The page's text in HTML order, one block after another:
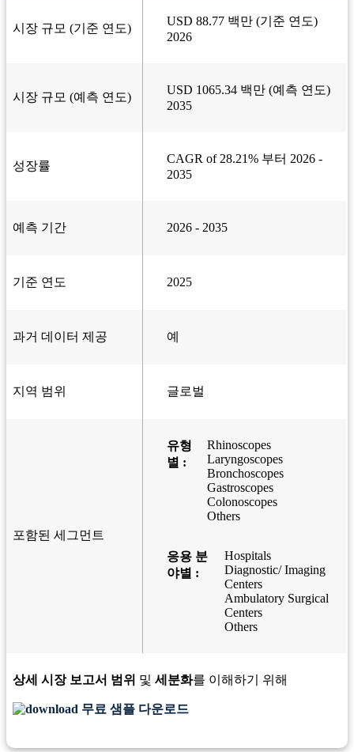
시장 규모 (기준 연도)
USD 88.77 백만 (기준 연도)
2026
시장 규모 (예측 연도)
USD 1065.34 백만 (예측 연도)
2035
성장률
CAGR of 28.21% 부터 2026 -
2035
예측 기간 2026 - 2035
기준 연도 2025
과거 데이터 제공 예
지역 범위 글로벌
포함된 세그먼트
유형
별 :
Rhinoscopes
Laryngoscopes
Bronchoscopes
Gastroscopes
Colonoscopes
Others
응용 분
야별 :
Hospitals
Diagnostic/ Imaging
Centers
Ambulatory Surgical
Centers
Others
상세 시장 보고서 범위 및 세분화를 이해하기 위해
무료 샘플 다운로드